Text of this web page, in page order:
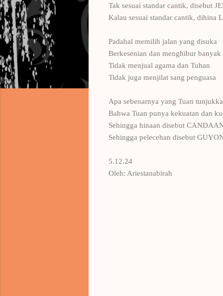
Tak sesuai standar cantik, disebut
Kalau sesuai standar cantik, dihina
Padahal memilih jalan yang disuka
Berkesenian dan menghibur banyak
Tidak menjual agama dan Tuhan
Tidak juga menjilat sang penguasa
Apa sebenarnya yang Tuan
Bahwa Tuan punya kekuatan dan
Sehingga hinaan disebut
Sehingga pelecehan disebut
5.12.24
Oleh: Ariestanabirah